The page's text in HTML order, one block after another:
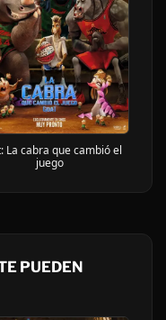
La cabra que cambió el
juego
PUEDEN